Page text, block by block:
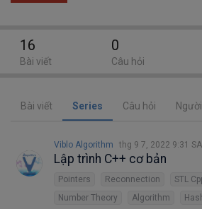
Bài viết Series Câu hỏi
Viblo Algorithm thg 9 7, 2022 9:31 SA
Lập trình C++ cơ bản
Pointers Reconnection STL
Number Theory
Algorithm
16
Bài viết
0
Câu hỏi